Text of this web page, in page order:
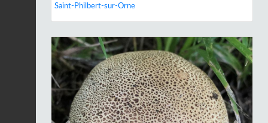
Saint-Philbert-sur-Orne